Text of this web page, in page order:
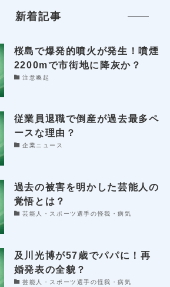
新着記事
桜島で爆発的噴火が発生！噴煙
2200mで市街地に降灰か？
注意喚起
従業員退職で倒産が過去最多ペ
ースな理由？
企業ニュース
過去の被害を明かした芸能人の
覚悟とは？
芸能人・スポーツ選手の怪我・病気
及川光博が57歳でパパに！再
婚発表の全貌？
芸能人・スポーツ選手の怪我・病気